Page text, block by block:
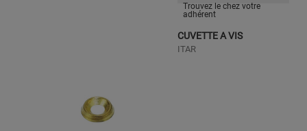
Trouvez le chez votre
adhérent
CUVETTE A VIS
ITAR